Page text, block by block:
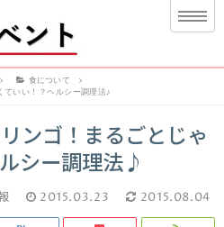
食について
ていい！？ヘルシー調理法♪
ンゴ！まるごとじゃ
シー調理法♪
2015.03.23 2015.08.04